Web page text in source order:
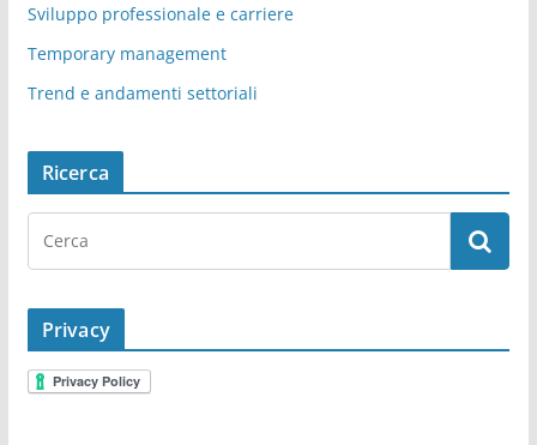
Sviluppo professionale e carriere
Temporary management
Trend e andamenti settoriali
Ricerca
Privacy